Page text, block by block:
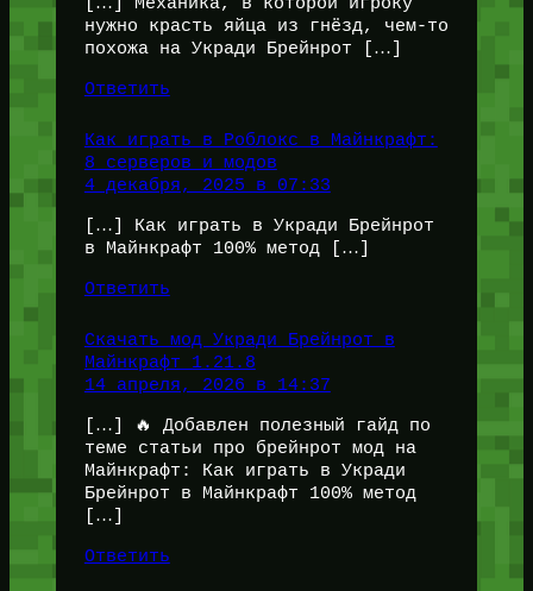
[…] Механика, в которой игроку
нужно красть яйца из гнёзд, чем-то
похожа на Укради Брейнрот […]
Ответить
Как играть в Роблокс в Майнкрафт:
8 серверов и модов
4 декабря, 2025 в 07:33
[…] Как играть в Укради Брейнрот
в Майнкрафт 100% метод […]
Ответить
Скачать мод Укради Брейнрот в
Майнкрафт 1.21.8
14 апреля, 2026 в 14:37
[…] 🔥 Добавлен полезный гайд по
теме статьи про брейнрот мод на
Майнкрафт: Как играть в Укради
Брейнрот в Майнкрафт 100% метод
[…]
Ответить